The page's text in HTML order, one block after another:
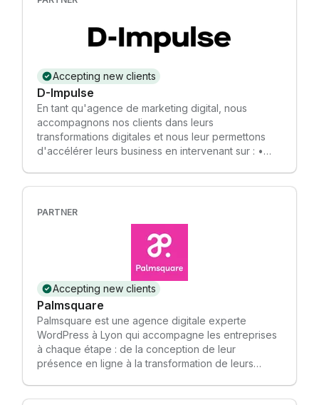
: WordPress et Shopify. Et nous sommes fiers d'être
Axeptio Partner !
Accepting new clients
D-Impulse
En tant qu'agence de marketing digital, nous
accompagnons nos clients dans leurs
transformations digitales et nous leur permettons
d'accélérer leurs business en intervenant sur : •
stratégie de marque, logo/charte graphique,
concept créatif/design, motion, print et publicité) •
Référencement naturel (SEO) • Audits, conseil &
stratégie 360° • Campagnes Social Ads / Google
Ads (SEA) / Plan média 360° / Lead Gen • Social
media & stratégie de contenus • Outils
webmarketing (CRM, Marketing Automation,
Customer Data Platform, chatbot, "Avis client",
market place...) • Formation •
PARTNER
Accepting new clients
Palmsquare
Palmsquare est une agence digitale experte
WordPress à Lyon qui accompagne les entreprises
à chaque étape : de la conception de leur
présence en ligne à la transformation de leurs